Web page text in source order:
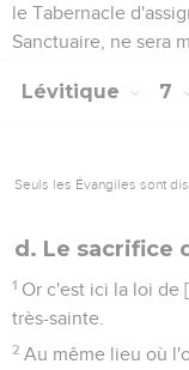
le Tabernacle
Sanctuaire, ne sera
Lévitique 7
Seuls les Évangiles sont
d. Le sacrifice
1 Or c'est ici la loi de
très-sainte.
2 Au même lieu où